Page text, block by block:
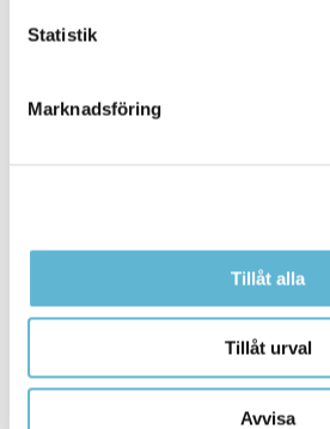
Statistik
Marknadsföring
Tillåt alla
Tillåt urval
Avvisa
1998 Therése Radeklev
Kulturstipendiet har delats ur sedan